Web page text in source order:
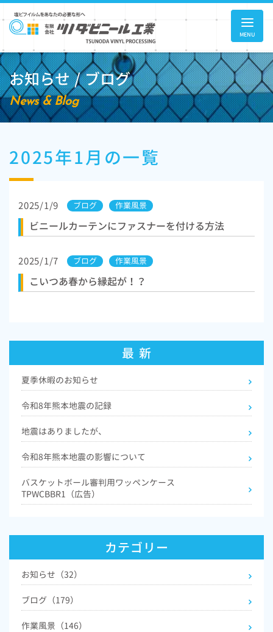
MENU
お知らせ / ブログ
News & Blog
2025年1月の一覧
2025/1/9 ブログ 作業風景
ビニールカーテンにファスナーを付ける方法
2025/1/7 ブログ 作業風景
こいつあ春から縁起が！？
最 新
夏季休暇のお知らせ
令和8年熊本地震の記録
地震はありましたが、
令和8年熊本地震の影響について
バスケットボール審判用ワッペンケース
TPWCBBR1（広告）
カテゴリー
お知らせ（32）
ブログ（179）
作業風景（146）